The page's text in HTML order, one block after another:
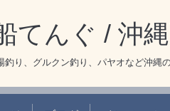
てんぐ / 沖
釣り、グルクン釣り、パヤオなど沖縄